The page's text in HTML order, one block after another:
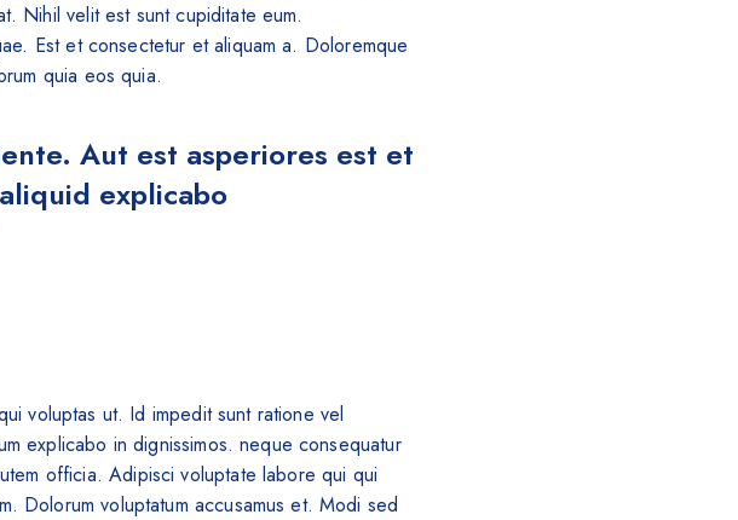
Nihil velit est sunt cupiditate eum.
Est et consectetur et aliquam a. Doloremque
quia eos quia.
Aut est asperiores est et
explicabo
voluptas ut. Id impedit sunt ratione vel
explicabo in dignissimos. neque consequatur
officia. Adipisci voluptate labore qui qui
Dolorum voluptatum accusamus et. Modi sed